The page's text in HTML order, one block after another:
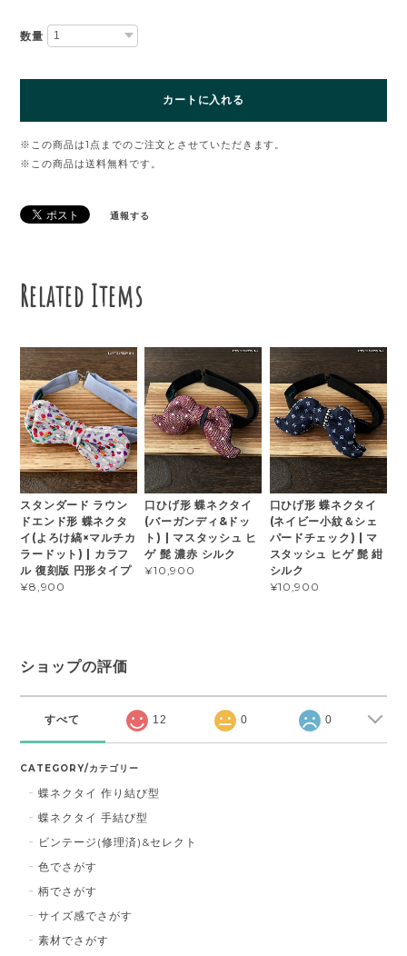
数量
カートに入れる
※この商品は1点までのご注文とさせていただきます。
※この商品は送料無料です。
通報する
Related Items
スタンダード ラウン
ドエンド形 蝶ネクタ
イ(よろけ縞×マルチカ
ラードット) | カラフ
ル 復刻版 円形タイプ
¥8,900
口ひげ形 蝶ネクタイ
(バーガンディ&ドッ
ト) | マスタッシュ ヒ
ゲ 髭 濃赤 シルク
¥10,900
口ひげ形 蝶ネクタイ
(ネイビー小紋＆シェ
パードチェック) | マ
スタッシュ ヒゲ 髭 紺
シルク
¥10,900
ショップの評価
すべて 12 0 0
CATEGORY/カテゴリー
蝶ネクタイ 作り結び型
蝶ネクタイ 手結び型
ビンテージ(修理済)&セレクト
色でさがす
柄でさがす
サイズ感でさがす
素材でさがす